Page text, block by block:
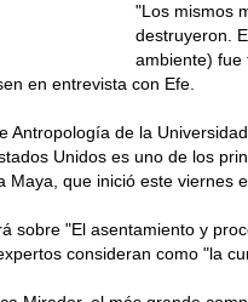
"Los mismos
destruyeron.
ambiente) fue
en entrevista con Efe.
Antropología de la
Unidos es uno de los
Maya, que inició este viernes
sobre "El asentamiento y
consideran como "la